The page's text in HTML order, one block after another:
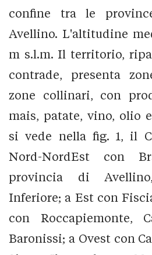
confine tra le
Avellino. L'altitudine
m s.l.m. Il territorio,
contrade, presenta
zone collinari, con
mais, patate, vino, olio
si vede nella fig. 1, il
Nord-NordEst con
provincia di
Inferiore; a Est con
con Roccapiemonte,
Baronissi; a Ovest con